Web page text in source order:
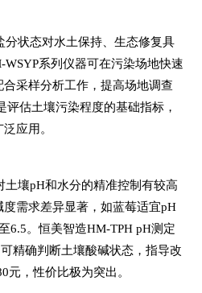
分状态对水土保持、生态修复具
系列仪器可在污染场地快速
采样分析工作，提高场地调查
估土壤污染程度的基础指标，
应用。
土壤pH和水分的精准控制有较高
需求差异显著，如蓝莓适宜pH
6.5。恒美智造HM-TPH pH测定
精确判断土壤酸碱状态，指导改
元，性价比极为突出。